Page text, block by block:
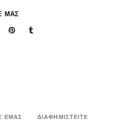
ΜΑΣ
ΕΜΑΣ ΔΙΑΦΗΜΙΣΤΕΙΤΕ